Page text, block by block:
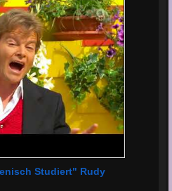
Studiert" Rudy